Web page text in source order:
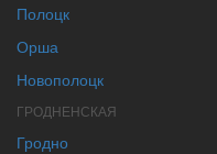
Полоцк
Орша
Новополоцк
ГРОДНЕНСКАЯ
Гродно